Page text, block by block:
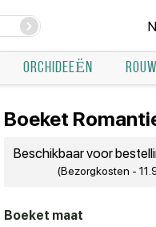
ORCHIDEEËN
Boeket
Beschikbaar voor
(Bezorgkosten -
Boeket maat